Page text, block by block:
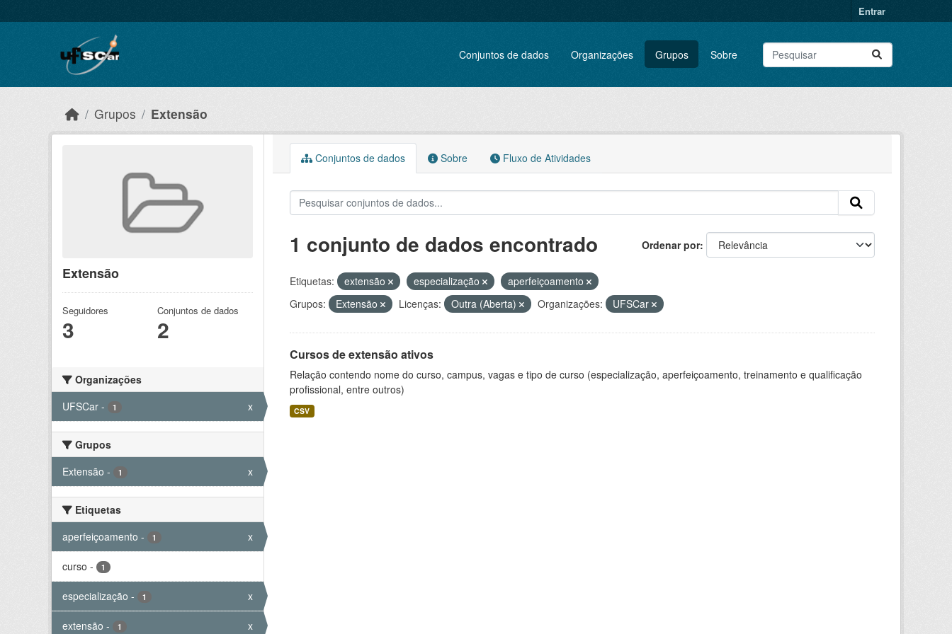
Entrar
Conjuntos de dados Organizações Grupos Sobre
Grupos Extensão
Extensão
Seguidores
3
Conjuntos de dados
2
Organizações
UFSCar - 1 x
Grupos
Extensão - 1 x
Etiquetas
aperfeiçoamento - 1 x
curso - 1
especialização - 1 x
extensão - 1 x
Conjuntos de dados Sobre Fluxo de Atividades
Ordenar por
1 conjunto de dados encontrado
Etiquetas: extensão especialização
aperfeiçoamento
Grupos:
Extensão Licenças: Outra (Aberta) Organizações: UFSCar
Cursos de extensão ativos
Relação contendo nome do curso, campus, vagas e tipo de curso (especialização, aperfeiçoamento, treinamento e qualificação
profissional, entre outros)
CSV